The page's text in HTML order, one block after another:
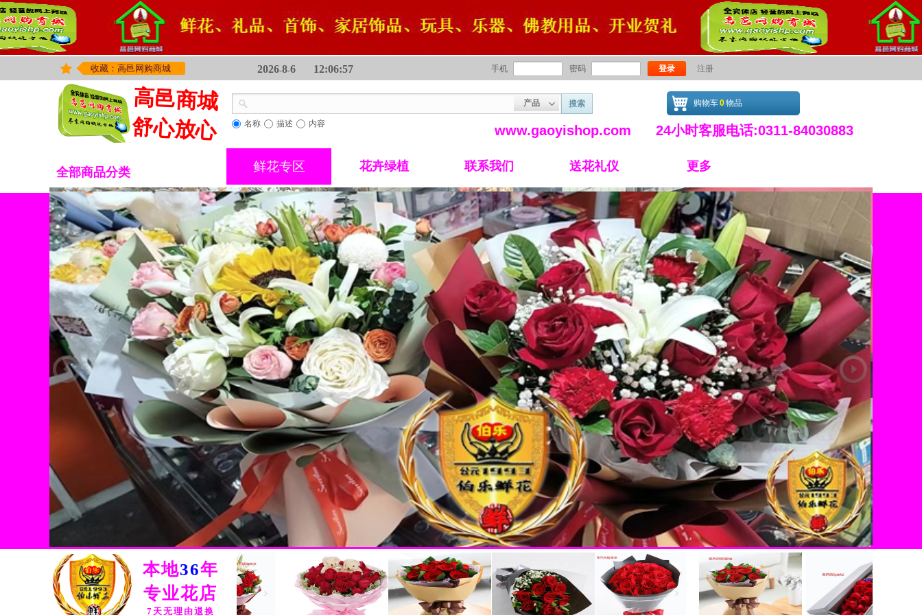
手机 密码 登录 注册
2026-8-6 12:06:58
收藏：高邑网购商城
高邑商城
舒心放心
购物车0物品
产品 搜索
名称 描述 内容 www.gaoyishop.com 24小时客服电话:0311-84030883
鲜花专区 花卉绿植 联系我们 送花礼仪 更多
全部商品分类
工艺摆件
热销鲜花
鲜花专区
>
精选礼品
花卉绿植
精品蛋糕
为爱一生
为爱一生，只为等待相守到老的人。
鲜花展示
HOT
本地36年
专业花店
7天无理由退换